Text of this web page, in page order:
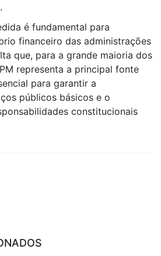
é fundamental para
financeiro das administrações
que, para a grande maioria dos
representa a principal fonte
para garantir a
públicos básicos e o
constitucionais